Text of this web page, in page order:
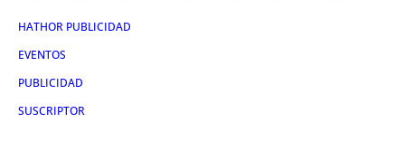
HATHOR PUBLICIDAD
EVENTOS
PUBLICIDAD
SUSCRIPTOR